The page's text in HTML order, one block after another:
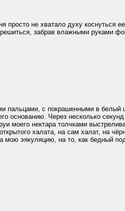
не хватало духу коснуться
забрав влажными руками
пальцами, с покрашенными в
Через несколько
моего нектара толчками
халата, на сам халат, на
эякуляцию, на то, как бедный